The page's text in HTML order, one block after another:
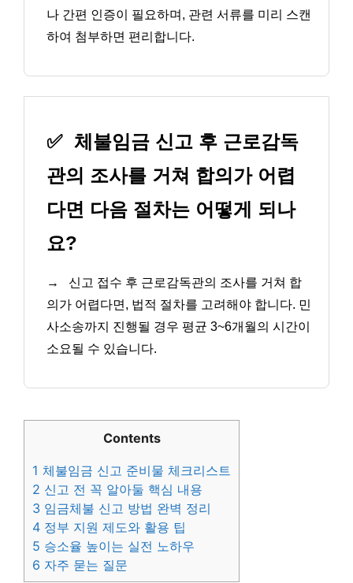
나 간편 인증이 필요하며, 관련 서류를 미리 스캔
하여 첨부하면 편리합니다.
✅ 체불임금 신고 후 근로감독
관의 조사를 거쳐 합의가 어렵
다면 다음 절차는 어떻게 되나
요?
→
신고 접수 후 근로감독관의 조사를 거쳐 합
의가 어렵다면, 법적 절차를 고려해야 합니다. 민
사소송까지 진행될 경우 평균 3~6개월의 시간이
소요될 수 있습니다.
Contents
1 체불임금 신고 준비물 체크리스트
2 신고 전 꼭 알아둘 핵심 내용
3 임금체불 신고 방법 완벽 정리
4 정부 지원 제도와 활용 팁
5 승소율 높이는 실전 노하우
6 자주 묻는 질문